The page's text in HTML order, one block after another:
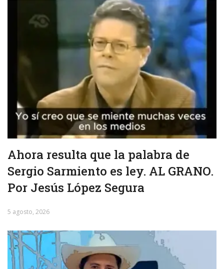
Ahora resulta que la palabra de
Sergio Sarmiento es ley. AL GRANO.
Por Jesús López Segura
5 agosto, 2026